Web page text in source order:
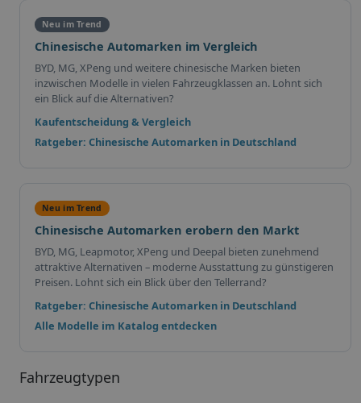
Neu im Trend
Chinesische Automarken im Vergleich
BYD, MG, XPeng und weitere chinesische Marken bieten
inzwischen Modelle in vielen Fahrzeugklassen an. Lohnt sich
ein Blick auf die Alternativen?
Kaufentscheidung & Vergleich
Ratgeber: Chinesische Automarken in Deutschland
Neu im Trend
Chinesische Automarken erobern den Markt
BYD, MG, Leapmotor, XPeng und Deepal bieten zunehmend
attraktive Alternativen – moderne Ausstattung zu günstigeren
Preisen. Lohnt sich ein Blick über den Tellerrand?
Ratgeber: Chinesische Automarken in Deutschland
Alle Modelle im Katalog entdecken
Fahrzeugtypen